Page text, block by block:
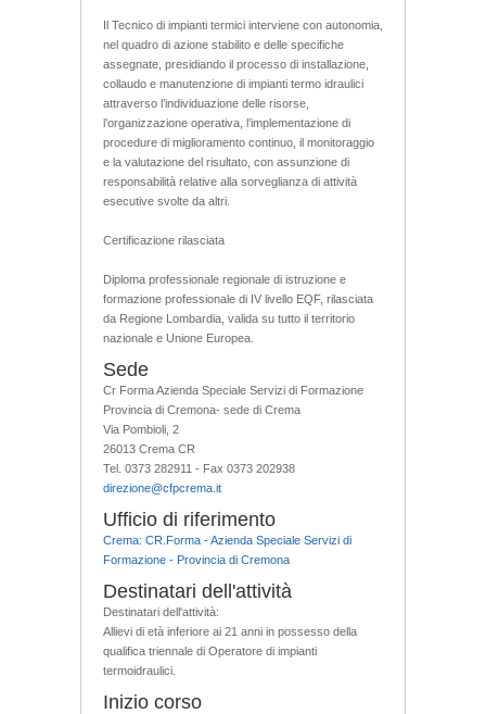
Il Tecnico di impianti termici interviene con autonomia,
nel quadro di azione stabilito e delle specifiche
assegnate, presidiando il processo di installazione,
collaudo e manutenzione di impianti termo idraulici
attraverso l’individuazione delle risorse,
l’organizzazione operativa, l’implementazione di
procedure di miglioramento continuo, il monitoraggio
e la valutazione del risultato, con assunzione di
responsabilità relative alla sorveglianza di attività
esecutive svolte da altri.
Certificazione rilasciata
Diploma professionale regionale di istruzione e
formazione professionale di IV livello EQF, rilasciata
da Regione Lombardia, valida su tutto il territorio
nazionale e Unione Europea.
Sede
Cr Forma Azienda Speciale Servizi di Formazione
Provincia di Cremona- sede di Crema
Via Pombioli, 2
26013 Crema CR
Tel. 0373 282911 - Fax 0373 202938
direzione@cfpcrema.it
Ufficio di riferimento
Crema: CR.Forma - Azienda Speciale Servizi di
Formazione - Provincia di Cremona
Destinatari dell'attività
Destinatari dell'attività:
Allievi di età inferiore ai 21 anni in possesso della
qualifica triennale di Operatore di impianti
termoidraulici.
Inizio corso